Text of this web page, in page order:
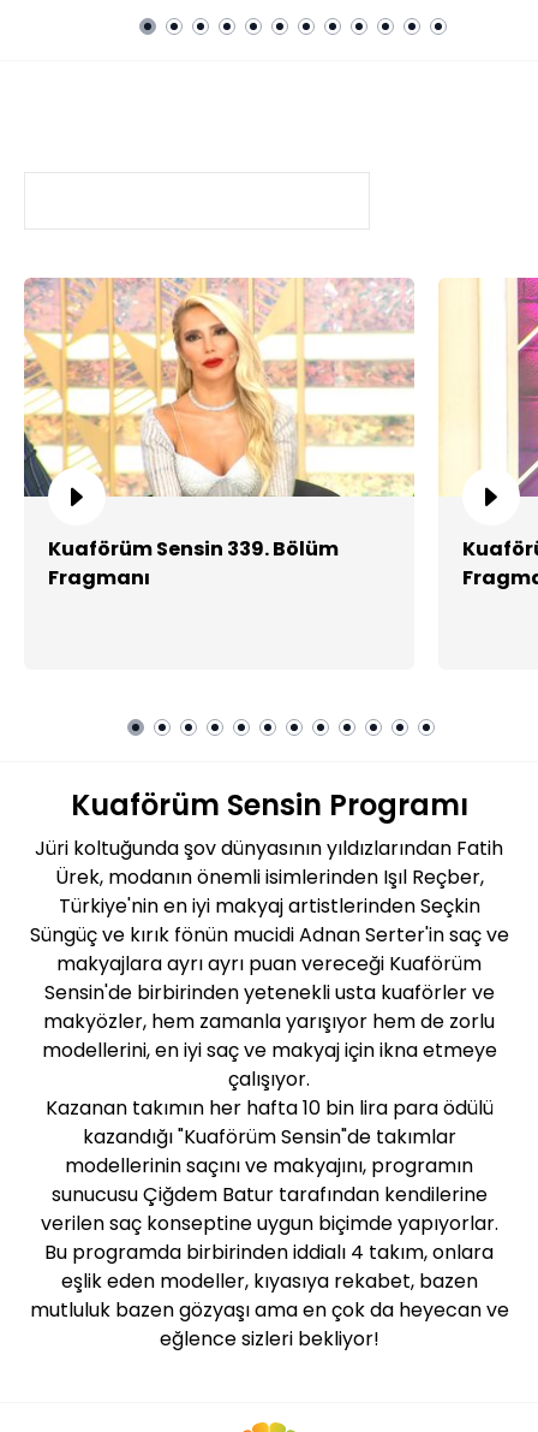
Kuaförüm Sensin 339. Bölüm
Fragmanı
Kuaförüm Sensin Programı
Jüri koltuğunda şov dünyasının yıldızlarından Fatih
Ürek, modanın önemli isimlerinden Işıl Reçber,
Türkiye'nin en iyi makyaj artistlerinden Seçkin
Süngüç ve kırık fönün mucidi Adnan Serter'in saç ve
makyajlara ayrı ayrı puan vereceği Kuaförüm
Sensin'de birbirinden yetenekli usta kuaförler ve
makyözler, hem zamanla yarışıyor hem de zorlu
modellerini, en iyi saç ve makyaj için ikna etmeye
çalışıyor.
Kazanan takımın her hafta 10 bin lira para ödülü
kazandığı "Kuaförüm Sensin"de takımlar
modellerinin saçını ve makyajını, programın
sunucusu Çiğdem Batur tarafından kendilerine
verilen saç konseptine uygun biçimde yapıyorlar.
Bu programda birbirinden iddialı 4 takım, onlara
eşlik eden modeller, kıyasıya rekabet, bazen
mutluluk bazen gözyaşı ama en çok da heyecan ve
eğlence sizleri bekliyor!